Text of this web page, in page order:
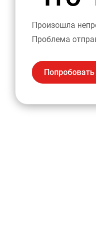
Произошла
Проблема